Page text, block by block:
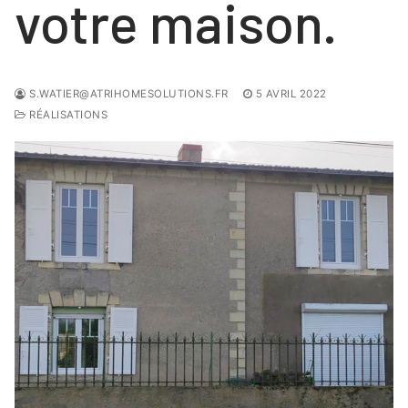
votre maison.
S.WATIER@ATRIHOMESOLUTIONS.FR
5 AVRIL 2022
RÉALISATIONS